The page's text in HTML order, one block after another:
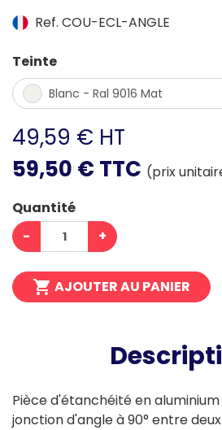
Ref. COU-ECL-ANGLE
Teinte
Blanc - Ral 9016 Mat
49,59 € HT
59,50 € TTC (prix
Quantité
-
+
 AJOUTER AU PANIER
Pièce d'étanchéité en
jonction d'angle à 90° entre